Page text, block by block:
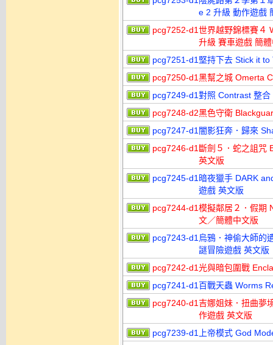
e 2 升級 動作遊戲
pcg7252-d1世界越野錦標賽４
升級 賽車遊戲 簡
pcg7251-d1 堅持下去 Stick it
pcg7250-d1黑幫之城 Omerta
pcg7249-d1對照 Contrast 整
pcg7248-d2黑色守衛
pcg7247-d1 闇影狂奔．歸來
pcg7246-d1 斷劍５．蛇之詛咒
英文版
pcg7245-d1 暗夜獵手 DARK
遊戲 英文版
pcg7244-d1模擬鄰居２．假期
文／簡體中文版
pcg7243-d1 烏鴉．神偷大師的
謎冒險遊戲 英文版
pcg7242-d1光與暗包圍戰
pcg7241-d1百戰天蟲 Worms
pcg7240-d1吉娜姐妹．扭曲夢
作遊戲 英文版
pcg7239-d1
上帝模式 God